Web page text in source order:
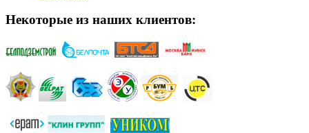
Некоторые из наших клиентов: